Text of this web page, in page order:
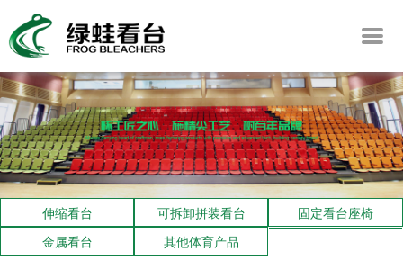
伸缩看台 可拆卸拼装看台
固定看台座椅
金属看台
其他体育产品